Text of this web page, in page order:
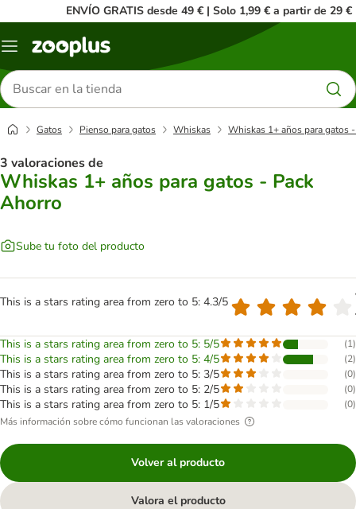
ENVÍO GRATIS desde 49 € | Solo 1,99 € a partir de 29 €
Menú
Buscar
productos
Gatos Pienso para gatos Whiskas Whiskas 1+ años para gatos
3 valoraciones de
Whiskas 1+ años para gatos - Pack
Ahorro
Sube tu foto del producto
This is a stars rating area from zero to 5: 4.3/5
This is a stars rating area from zero to 5: 5/5 (1)
This is a stars rating area from zero to 5: 4/5 (2)
This is a stars rating area from zero to 5: 3/5 (0)
This is a stars rating area from zero to 5: 2/5 (0)
This is a stars rating area from zero to 5: 1/5 (0)
Más información sobre cómo funcionan las valoraciones
Volver al producto
Valora el producto